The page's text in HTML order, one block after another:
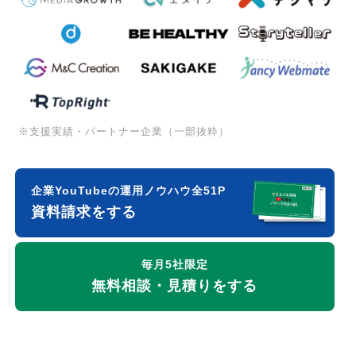
※支援実績・パートナー企業（一部抜粋）
企業YouTubeの運用ノウハウ全51P
資料請求をする
毎月5社限定
無料相談・見積りをする